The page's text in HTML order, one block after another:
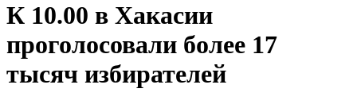
К 10.00 в Хакасии
проголосовали более 17
тысяч избирателей